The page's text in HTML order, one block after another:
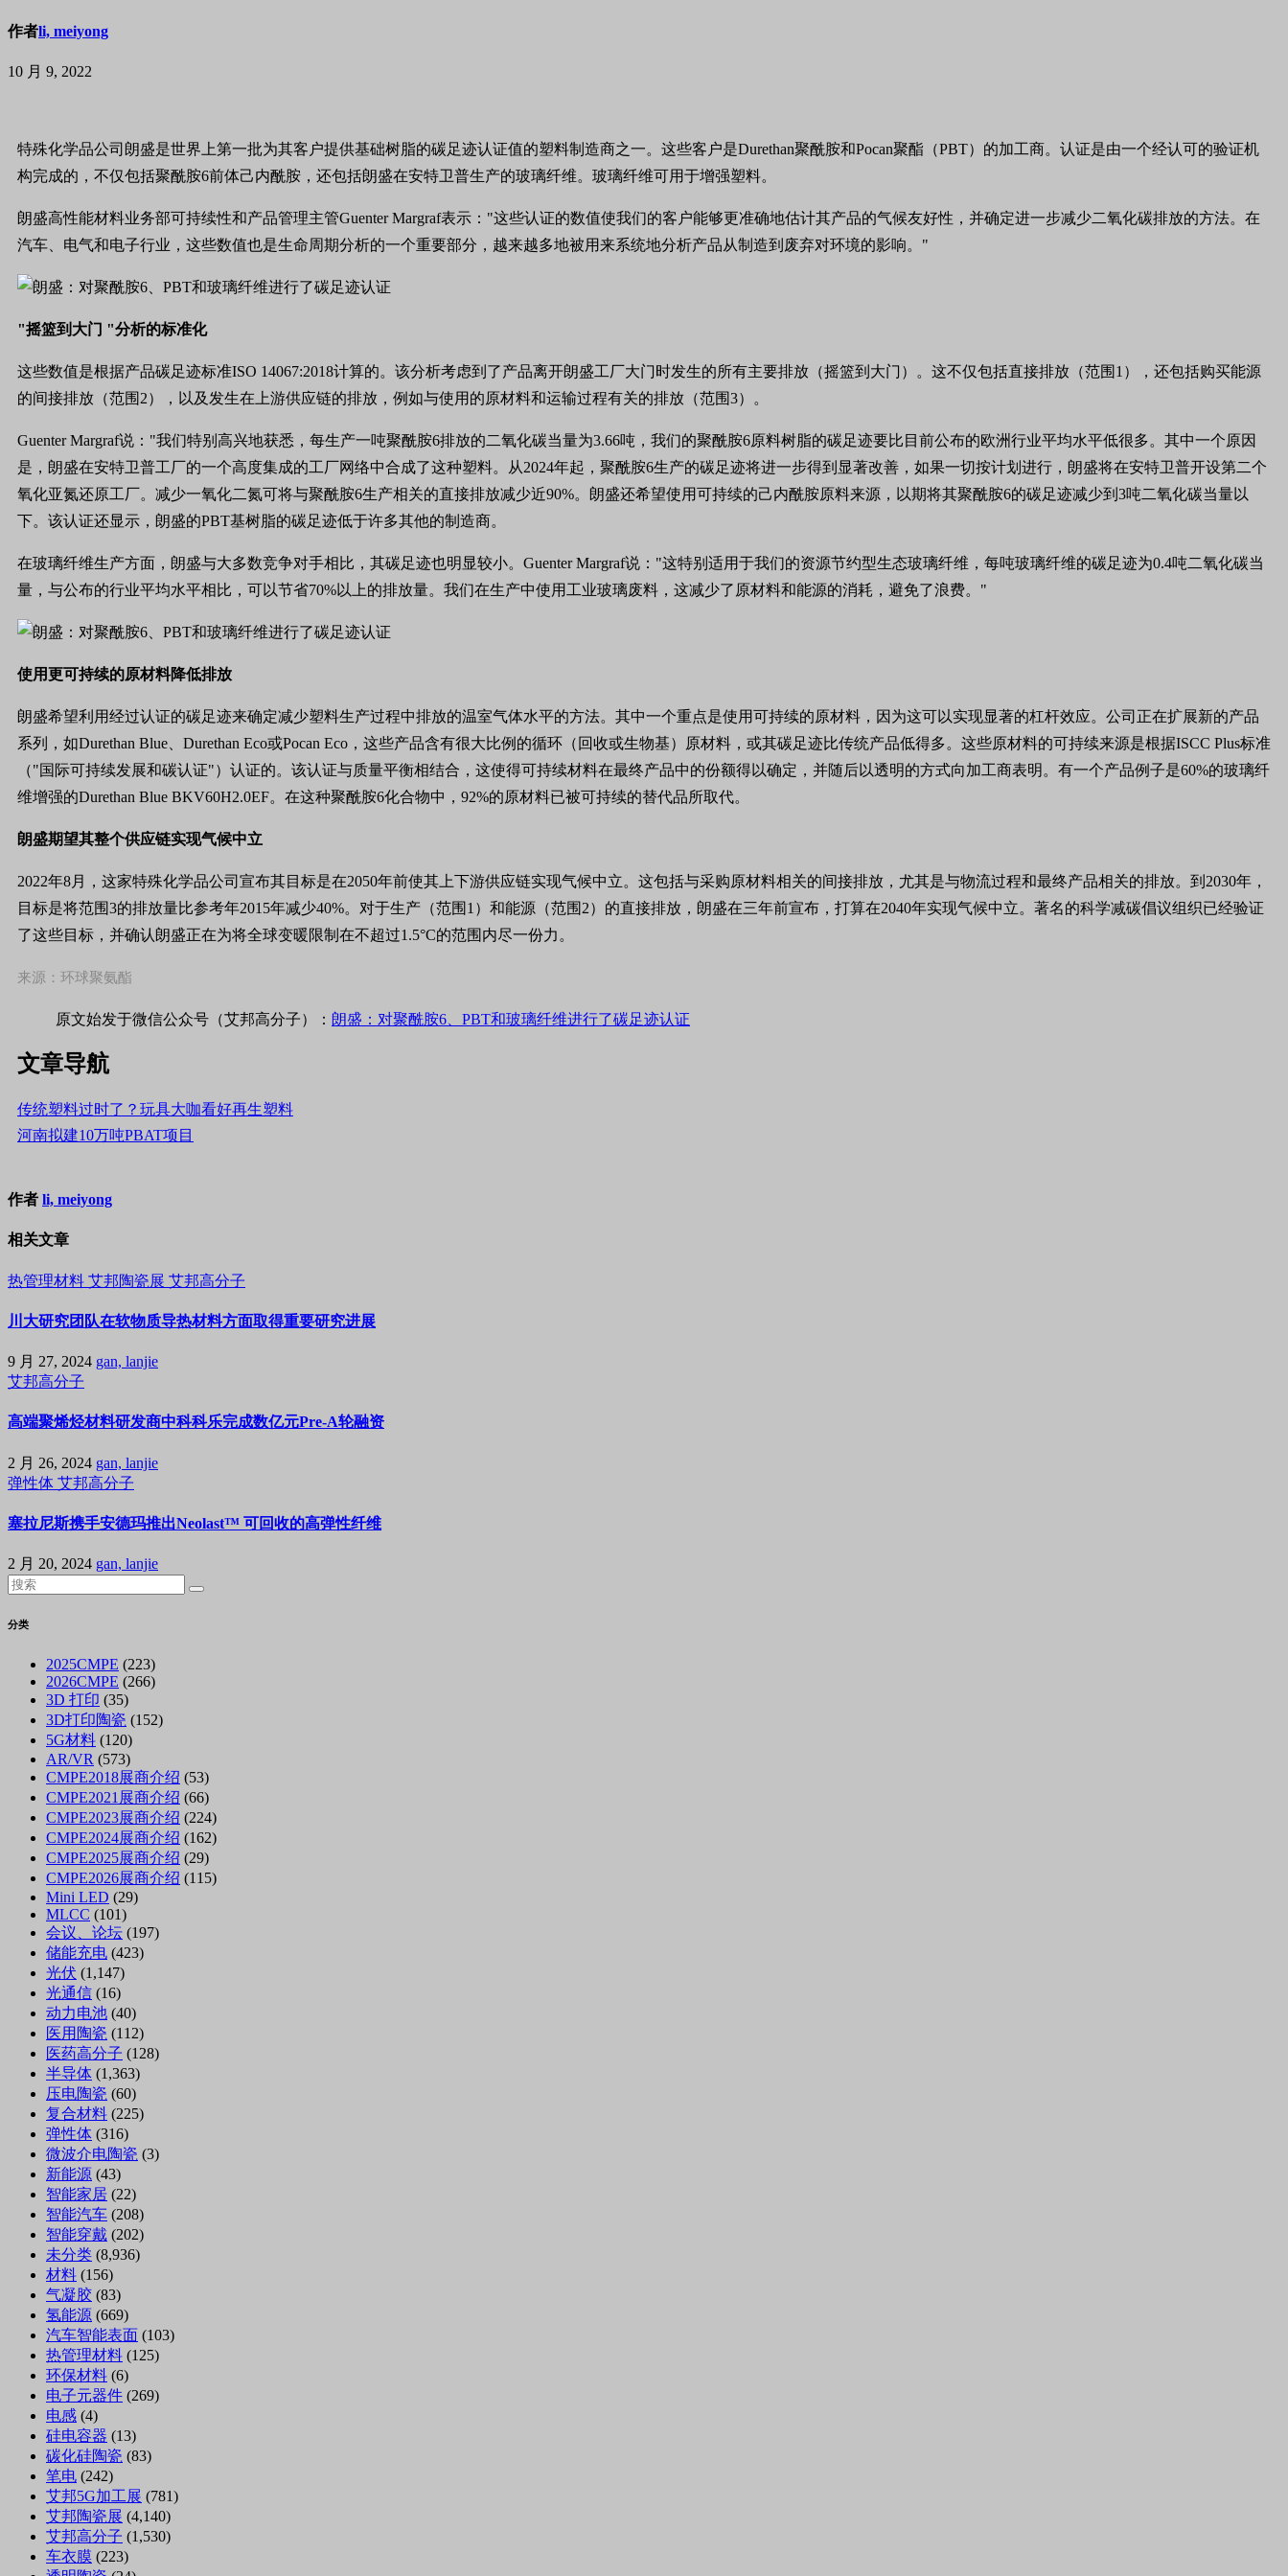
作者li, meiyong
10 月 9, 2022
特殊化学品公司朗盛是世界上第一批为其客户提供基础树脂的碳足迹认证值的塑料制造商之一。这些客户是Durethan聚酰胺和Pocan聚酯（PBT）的加工商。认证是由一个经认可的验证机
构完成的，不仅包括聚酰胺6前体己内酰胺，还包括朗盛在安特卫普生产的玻璃纤维。玻璃纤维可用于增强塑料。
朗盛高性能材料业务部可持续性和产品管理主管Guenter Margraf表示："这些认证的数值使我们的客户能够更准确地估计其产品的气候友好性，并确定进一步减少二氧化碳排放的方法。在
汽车、电气和电子行业，这些数值也是生命周期分析的一个重要部分，越来越多地被用来系统地分析产品从制造到废弃对环境的影响。"
"摇篮到大门 "分析的标准化
这些数值是根据产品碳足迹标准ISO 14067:2018计算的。该分析考虑到了产品离开朗盛工厂大门时发生的所有主要排放（摇篮到大门）。这不仅包括直接排放（范围1），还包括购买能源
的间接排放（范围2），以及发生在上游供应链的排放，例如与使用的原材料和运输过程有关的排放（范围3）。
Guenter Margraf说："我们特别高兴地获悉，每生产一吨聚酰胺6排放的二氧化碳当量为3.66吨，我们的聚酰胺6原料树脂的碳足迹要比目前公布的欧洲行业平均水平低很多。其中一个原因
是，朗盛在安特卫普工厂的一个高度集成的工厂网络中合成了这种塑料。从2024年起，聚酰胺6生产的碳足迹将进一步得到显著改善，如果一切按计划进行，朗盛将在安特卫普开设第二个
氧化亚氮还原工厂。减少一氧化二氮可将与聚酰胺6生产相关的直接排放减少近90%。朗盛还希望使用可持续的己内酰胺原料来源，以期将其聚酰胺6的碳足迹减少到3吨二氧化碳当量以
下。该认证还显示，朗盛的PBT基树脂的碳足迹低于许多其他的制造商。
在玻璃纤维生产方面，朗盛与大多数竞争对手相比，其碳足迹也明显较小。Guenter Margraf说："这特别适用于我们的资源节约型生态玻璃纤维，每吨玻璃纤维的碳足迹为0.4吨二氧化碳当
量，与公布的行业平均水平相比，可以节省70%以上的排放量。我们在生产中使用工业玻璃废料，这减少了原材料和能源的消耗，避免了浪费。"
使用更可持续的原材料降低排放
朗盛希望利用经过认证的碳足迹来确定减少塑料生产过程中排放的温室气体水平的方法。其中一个重点是使用可持续的原材料，因为这可以实现显著的杠杆效应。公司正在扩展新的产品
系列，如Durethan Blue、Durethan Eco或Pocan Eco，这些产品含有很大比例的循环（回收或生物基）原材料，或其碳足迹比传统产品低得多。这些原材料的可持续来源是根据ISCC Plus标准
（"国际可持续发展和碳认证"）认证的。该认证与质量平衡相结合，这使得可持续材料在最终产品中的份额得以确定，并随后以透明的方式向加工商表明。有一个产品例子是60%的玻璃纤
维增强的Durethan Blue BKV60H2.0EF。在这种聚酰胺6化合物中，92%的原材料已被可持续的替代品所取代。
朗盛期望其整个供应链实现气候中立
2022年8月，这家特殊化学品公司宣布其目标是在2050年前使其上下游供应链实现气候中立。这包括与采购原材料相关的间接排放，尤其是与物流过程和最终产品相关的排放。到2030年，
目标是将范围3的排放量比参考年2015年减少40%。对于生产（范围1）和能源（范围2）的直接排放，朗盛在三年前宣布，打算在2040年实现气候中立。著名的科学减碳倡议组织已经验证
了这些目标，并确认朗盛正在为将全球变暖限制在不超过1.5°C的范围内尽一份力。
来源：环球聚氨酯
原文始发于微信公众号（艾邦高分子）： 朗盛：对聚酰胺6、PBT和玻璃纤维进行了碳足迹认证
文章导航
传统塑料过时了？玩具大咖看好再生塑料
河南拟建10万吨PBAT项目
作者 li, meiyong
相关文章
热管理材料 艾邦陶瓷展 艾邦高分子
川大研究团队在软物质导热材料方面取得重要研究进展
9 月 27, 2024 gan, lanjie
艾邦高分子
高端聚烯烃材料研发商中科科乐完成数亿元Pre-A轮融资
2 月 26, 2024 gan, lanjie
弹性体 艾邦高分子
塞拉尼斯携手安德玛推出Neolast™ 可回收的高弹性纤维
2 月 20, 2024 gan, lanjie
分类
2025CMPE (223)
2026CMPE (266)
3D 打印 (35)
3D打印陶瓷 (152)
5G材料 (120)
AR/VR (573)
CMPE2018展商介绍 (53)
CMPE2021展商介绍 (66)
CMPE2023展商介绍 (224)
CMPE2024展商介绍 (162)
CMPE2025展商介绍 (29)
CMPE2026展商介绍 (115)
Mini LED (29)
MLCC (101)
会议、论坛 (197)
储能充电 (423)
光伏 (1,147)
光通信 (16)
动力电池 (40)
医用陶瓷 (112)
医药高分子 (128)
半导体 (1,363)
压电陶瓷 (60)
复合材料 (225)
弹性体 (316)
微波介电陶瓷 (3)
新能源 (43)
智能家居 (22)
智能汽车 (208)
智能穿戴 (202)
未分类 (8,936)
材料 (156)
气凝胶 (83)
氢能源 (669)
汽车智能表面 (103)
热管理材料 (125)
环保材料 (6)
电子元器件 (269)
电感 (4)
硅电容器 (13)
碳化硅陶瓷 (83)
笔电 (242)
艾邦5G加工展 (781)
艾邦陶瓷展 (4,140)
艾邦高分子 (1,530)
车衣膜 (223)